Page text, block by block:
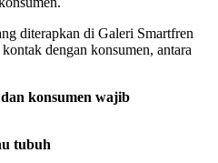
diterapkan di Galeri Smartfren
dengan konsumen, antara
konsumen wajib
tubuh